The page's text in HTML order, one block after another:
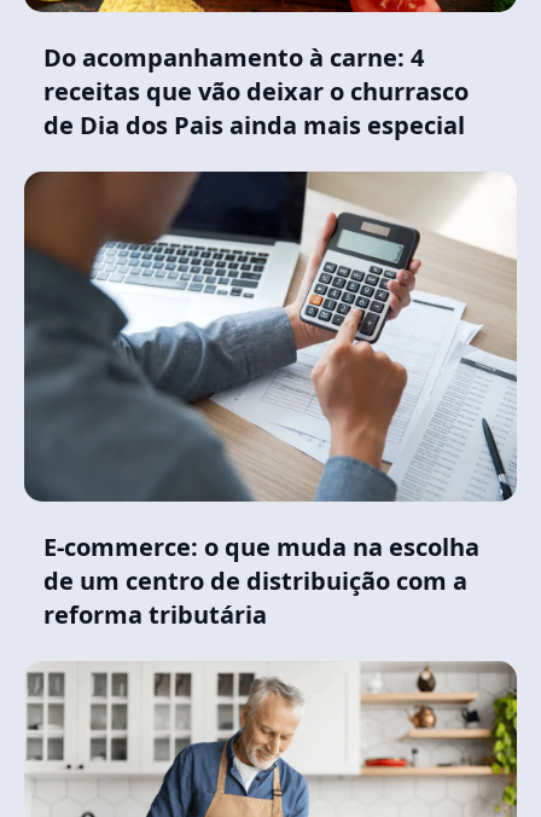
Do acompanhamento à carne: 4
receitas que vão deixar o churrasco
de Dia dos Pais ainda mais especial
E-commerce: o que muda na escolha
de um centro de distribuição com a
reforma tributária